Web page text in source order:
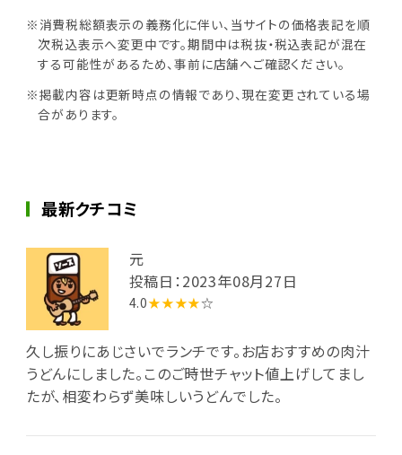
※消費税総額表示の義務化に伴い、当サイトの価格表記を順
次税込表示へ変更中です。期間中は税抜・税込表記が混在
する可能性があるため、事前に店舗へご確認ください。
※掲載内容は更新時点の情報であり、現在変更されている場
合があります。
最新クチコミ
元
投稿日：2023年08月27日
4.0★★★★☆
久し振りにあじさいでランチです。お店おすすめの肉汁
うどんにしました。このご時世チャット値上げしてまし
たが、相変わらず美味しいうどんでした。